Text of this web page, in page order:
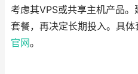
考虑其VPS或共享主机产品
套餐，再决定长期投入。具
官网。